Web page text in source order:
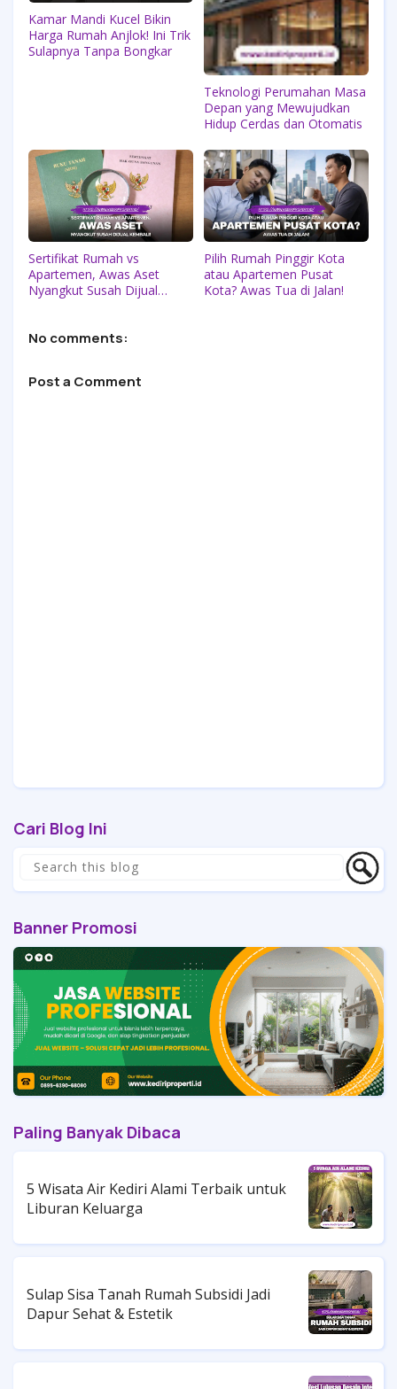
Kamar Mandi Kucel Bikin
Harga Rumah Anjlok! Ini Trik
Sulapnya Tanpa Bongkar
Teknologi Perumahan Masa
Depan yang Mewujudkan
Hidup Cerdas dan Otomatis
Sertifikat Rumah vs
Apartemen, Awas Aset
Nyangkut Susah Dijual
Pilih Rumah Pinggir Kota
atau Apartemen Pusat
Kota? Awas Tua di Jalan!
No comments:
Post a Comment
Cari Blog Ini
Banner Promosi
Paling Banyak Dibaca
5 Wisata Air Kediri Alami Terbaik untuk
Liburan Keluarga
Sulap Sisa Tanah Rumah Subsidi Jadi
Dapur Sehat & Estetik